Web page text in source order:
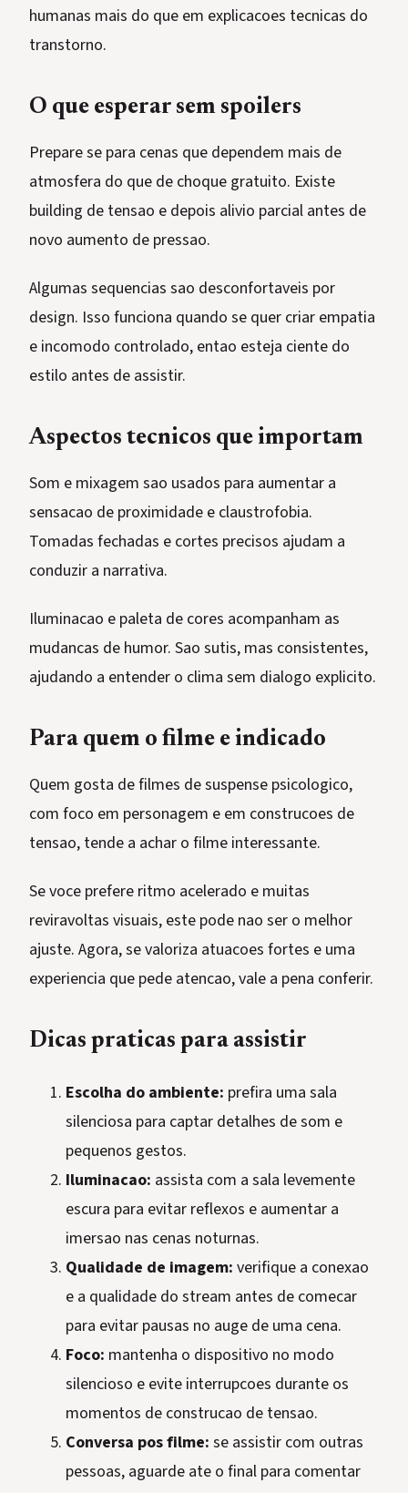
humanas mais do que em explicacoes tecnicas do
transtorno.
O que esperar sem spoilers
Prepare se para cenas que dependem mais de
atmosfera do que de choque gratuito. Existe
building de tensao e depois alivio parcial antes de
novo aumento de pressao.
Algumas sequencias sao desconfortaveis por
design. Isso funciona quando se quer criar empatia
e incomodo controlado, entao esteja ciente do
estilo antes de assistir.
Aspectos tecnicos que importam
Som e mixagem sao usados para aumentar a
sensacao de proximidade e claustrofobia.
Tomadas fechadas e cortes precisos ajudam a
conduzir a narrativa.
Iluminacao e paleta de cores acompanham as
mudancas de humor. Sao sutis, mas consistentes,
ajudando a entender o clima sem dialogo explicito.
Para quem o filme e indicado
Quem gosta de filmes de suspense psicologico,
com foco em personagem e em construcoes de
tensao, tende a achar o filme interessante.
Se voce prefere ritmo acelerado e muitas
reviravoltas visuais, este pode nao ser o melhor
ajuste. Agora, se valoriza atuacoes fortes e uma
experiencia que pede atencao, vale a pena conferir.
Dicas praticas para assistir
Escolha do ambiente: prefira uma sala
silenciosa para captar detalhes de som e
pequenos gestos.
Iluminacao: assista com a sala levemente
escura para evitar reflexos e aumentar a
imersao nas cenas noturnas.
Qualidade de imagem: verifique a conexao
e a qualidade do stream antes de comecar
para evitar pausas no auge de uma cena.
Foco: mantenha o dispositivo no modo
silencioso e evite interrupcoes durante os
momentos de construcao de tensao.
Conversa pos filme: se assistir com outras
pessoas, aguarde ate o final para comentar